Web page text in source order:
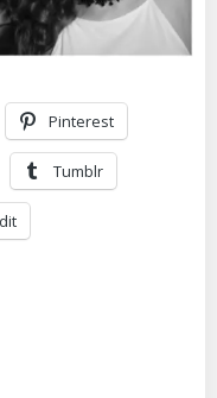
Pinterest
Tumblr